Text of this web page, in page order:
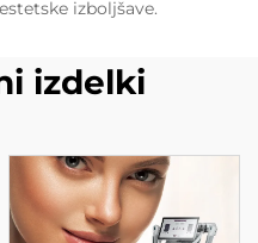
izboljšave.
izdelki